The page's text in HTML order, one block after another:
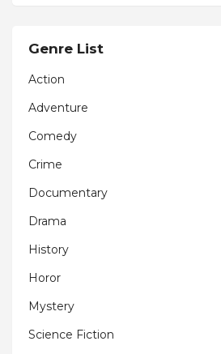
Genre List
Action
Adventure
Comedy
Crime
Documentary
Drama
History
Horor
Mystery
Science Fiction